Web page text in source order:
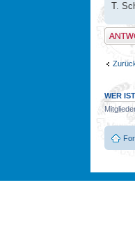
T.
Antwort
WER